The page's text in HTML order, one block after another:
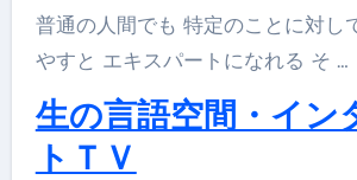
普通の人間でも 特定のことに対して この時間を費
やすと エキスパートになれる そ …
生の言語空間・イン
トＴＶ